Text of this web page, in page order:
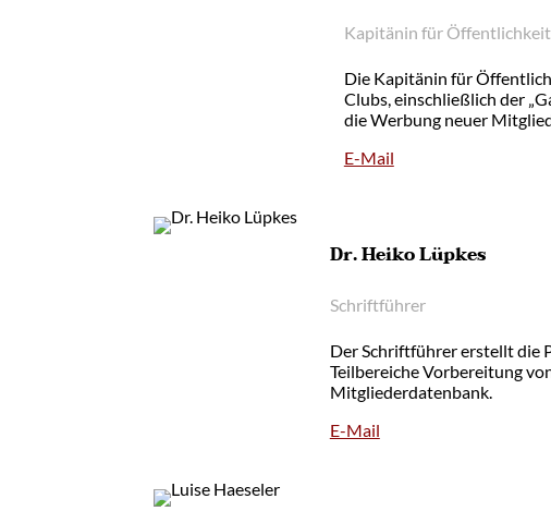
Kapitänin für
Die Kapitänin für
Clubs, einschließlich der
die Werbung neuer
E-Mail
Dr. Heiko Lüpkes
Schriftführer
Der Schriftführer erstellt die
Teilbereiche Vorbereitung
Mitgliederdatenbank.
E-Mail